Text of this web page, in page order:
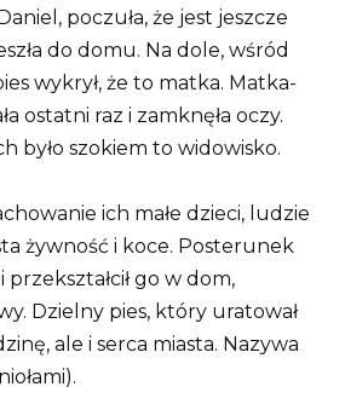
poczuła, że jest jeszcze
do domu. Na dole, wśród
wykrył, że to matka. Matka-
ostatni raz i zamknęła oczy.
było szokiem to widowisko.
ich małe dzieci, ludzie
żywność i koce. Posterunek
przekształcił go w dom,
Dzielny pies, który uratował
ale i serca miasta. Nazywa